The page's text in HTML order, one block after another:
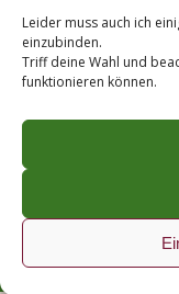
Leider muss auch ich
einzubinden.
Triff deine Wahl und
funktionieren können.
Seife Solawi
Spülmaschine
in Leipzig